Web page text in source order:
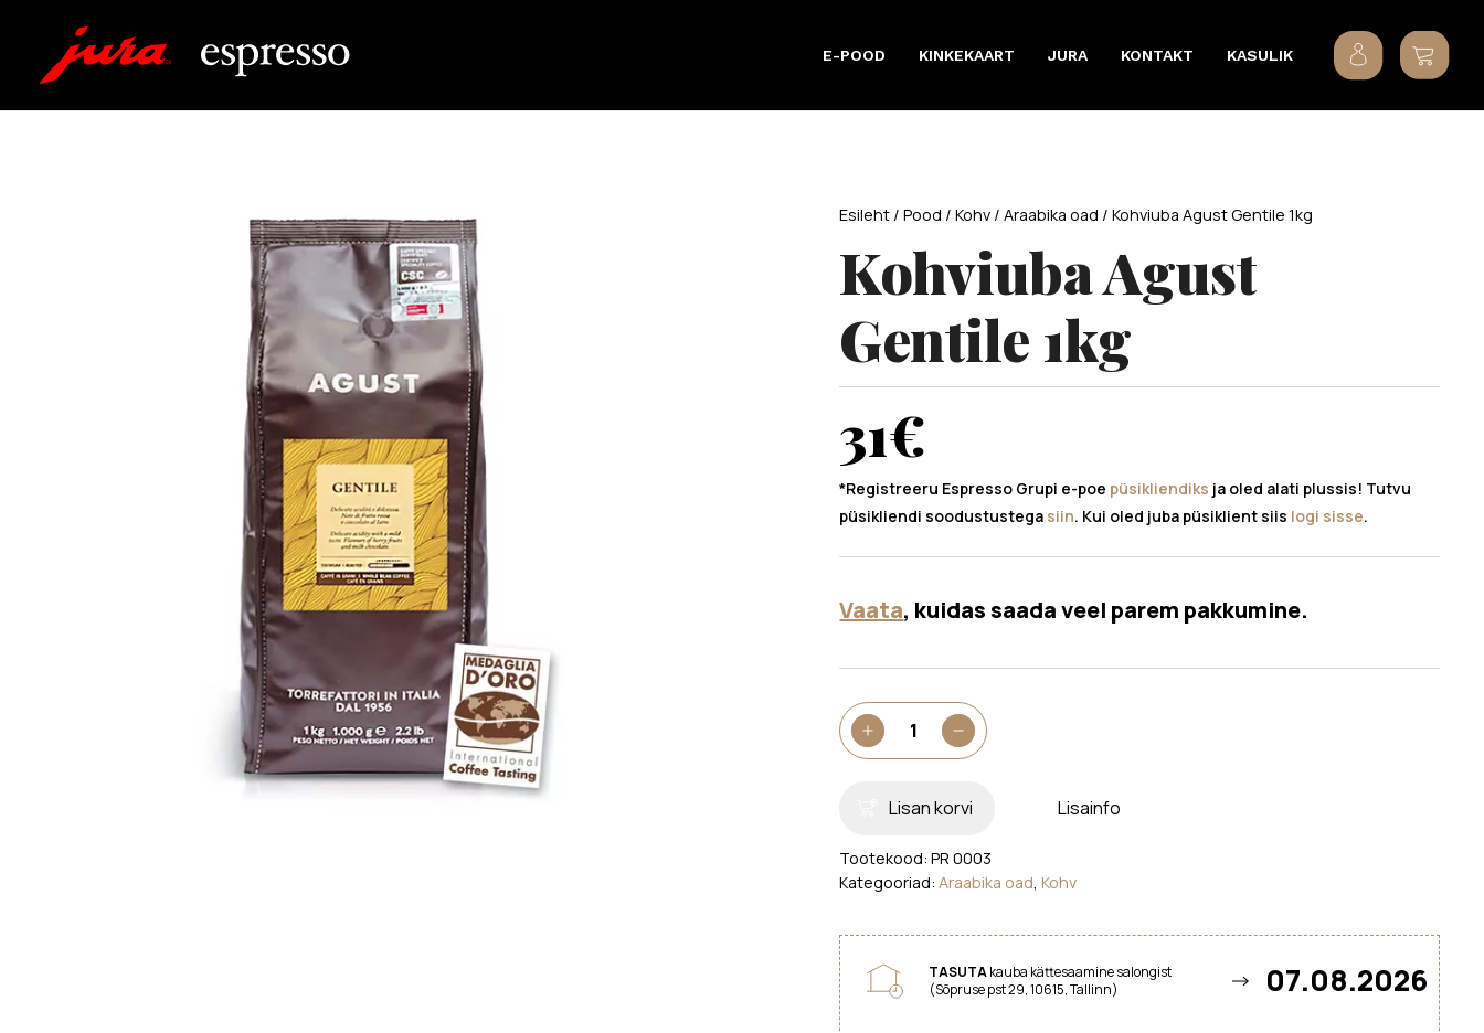
E-POOD KINKEKAART JURA KONTAKT KASULIK
Esileht /Pood /Kohv /Araabika oad / Kohviuba Agust Gentile 1kg
Kohviuba Agust
Gentile 1kg
31€
*Registreeru Espresso Grupi e-poe püsikliendiks ja oled alati plussis! Tutvu
püsikliendi soodustustega siin. Kui oled juba püsiklient siis logi sisse.
Vaata, kuidas saada veel parem pakkumine.
+
Kohviuba
Agust
-
Lisan korvi Lisainfo
Tootekood:PR 0003
Kategooriad:Araabika oad ,Kohv
TASUTAkauba kättesaamine salongist
(Sõpruse pst 29, 10615, Tallinn)
07.08.2026